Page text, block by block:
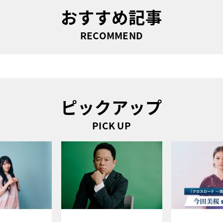
おすすめ記事
RECOMMEND
ピックアップ
PICK UP